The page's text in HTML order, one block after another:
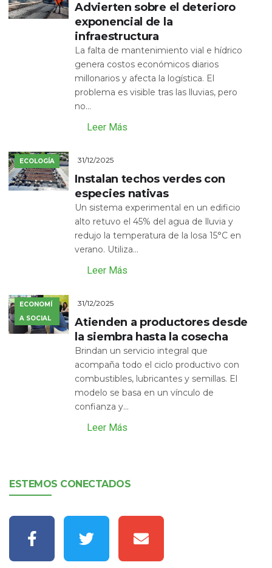
Advierten sobre el deterioro
exponencial de la
infraestructura
La falta de mantenimiento vial e hídrico
genera costos económicos diarios
millonarios y afecta la logística. El
problema es visible tras las lluvias, pero
no...
Leer Más
ECOLOGÍA 31/12/2025
Instalan techos verdes con
especies nativas
Un sistema experimental en un edificio
alto retuvo el 45% del agua de lluvia y
redujo la temperatura de la losa 15°C en
verano. Utiliza...
Leer Más
ECONOMÍ
A SOCIAL
31/12/2025
Atienden a productores desde
la siembra hasta la cosecha
Brindan un servicio integral que
acompaña todo el ciclo productivo con
combustibles, lubricantes y semillas. El
modelo se basa en un vínculo de
confianza y...
Leer Más
ESTEMOS CONECTADOS